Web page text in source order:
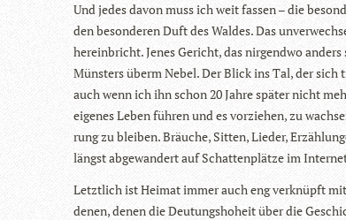
Und jedes davon muss ich weit fas­sen – die
den beson­de­ren Duft des Wal­des. Das
her­ein­bricht. Jenes Gericht, das nir­gendwo
Müns­ters überm Nebel. Der Blick ins Tal, der sich
auch wenn ich ihn schon 20 Jahre spä­ter nicht
eige­nes Leben füh­ren und es vor­zie­hen, zu
rung zu blei­ben. Bräu­che, Sit­ten, Lie­der,
längst abge­wan­dert auf Schat­ten­plätze im
Letzt­lich ist Hei­mat immer auch eng ver­knüpft
denen, denen die Deu­tungs­ho­heit über die